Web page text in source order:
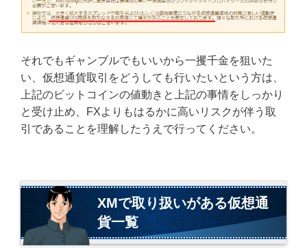
それでもギャンブルでもいいから一攫千金を狙いた
い、仮想通貨取引をどうしても行いたいという方は、
上記のビットコインの値動きと上記の事情をしっかり
と受け止め、FXよりもはるかに高いリスクが伴う取
引であることを理解したうえで行ってください。
XMで取り扱いがある仮想通
貨一覧